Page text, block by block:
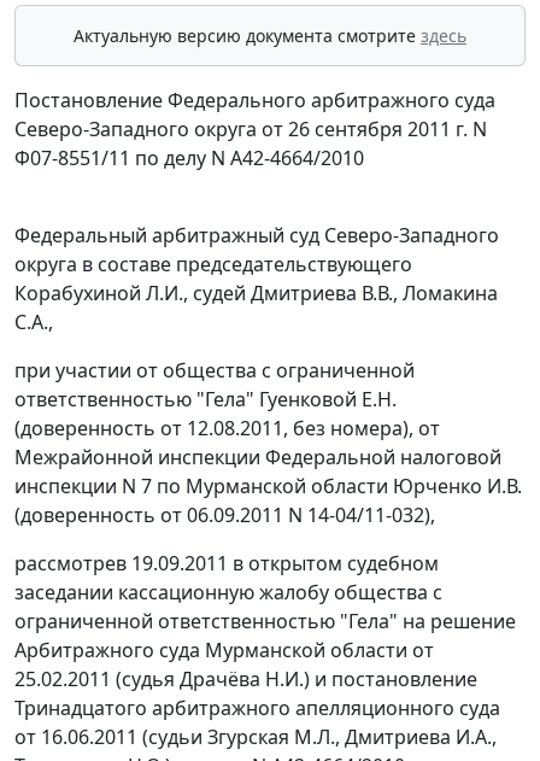
Актуальную версию документа смотрите здесь
Постановление Федерального арбитражного суда
Северо-Западного округа от 26 сентября 2011 г. N
Ф07-8551/11 по делу N А42-4664/2010
Федеральный арбитражный суд Северо-Западного
округа в составе председательствующего
Корабухиной Л.И., судей Дмитриева В.В., Ломакина
С.А.,
при участии от общества с ограниченной
ответственностью "Гела" Гуенковой Е.Н.
(доверенность от 12.08.2011, без номера), от
Межрайонной инспекции Федеральной налоговой
инспекции N 7 по Мурманской области Юрченко И.В.
(доверенность от 06.09.2011 N 14-04/11-032),
рассмотрев 19.09.2011 в открытом судебном
заседании кассационную жалобу общества с
ограниченной ответственностью "Гела" на решение
Арбитражного суда Мурманской области от
25.02.2011 (судья Драчёва Н.И.) и постановление
Тринадцатого арбитражного апелляционного суда
от 16.06.2011 (судьи Згурская М.Л., Дмитриева И.А.,